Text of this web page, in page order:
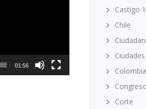
01:56
Castigo
Chile
Colombia
Congreso
Corte